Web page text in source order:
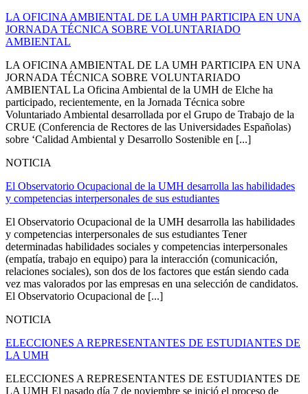
LA OFICINA AMBIENTAL DE LA UMH PARTICIPA EN UNA
JORNADA TÉCNICA SOBRE VOLUNTARIADO
AMBIENTAL
LA OFICINA AMBIENTAL DE LA UMH PARTICIPA EN UNA
JORNADA TÉCNICA SOBRE VOLUNTARIADO
AMBIENTAL La Oficina Ambiental de la UMH de Elche ha
participado, recientemente, en la Jornada Técnica sobre
Voluntariado Ambiental desarrollada por el Grupo de Trabajo de la
CRUE (Conferencia de Rectores de las Universidades Españolas)
sobre ‘Calidad Ambiental y Desarrollo Sostenible en [...]
NOTICIA
El Observatorio Ocupacional de la UMH desarrolla las habilidades
y competencias interpersonales de sus estudiantes
El Observatorio Ocupacional de la UMH desarrolla las habilidades
y competencias interpersonales de sus estudiantes Tener
determinadas habilidades sociales y competencias interpersonales
(empatía, trabajo en equipo) para la interacción (comunicación,
relaciones sociales), son dos de los factores que están siendo cada
vez mas valorados por las empresas en una selección de candidatos.
El Observatorio Ocupacional de [...]
NOTICIA
ELECCIONES A REPRESENTANTES DE ESTUDIANTES DE
LA UMH
ELECCIONES A REPRESENTANTES DE ESTUDIANTES DE
LA UMH El pasado día 7 de noviembre se inició el proceso de